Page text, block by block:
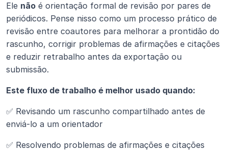
Ele não é orientação formal de revisão por pares de
periódicos. Pense nisso como um processo prático de
revisão entre coautores para melhorar a prontidão do
rascunho, corrigir problemas de afirmações e citações
e reduzir retrabalho antes da exportação ou
submissão.
Este fluxo de trabalho é melhor usado quando:
✅ Revisando um rascunho compartilhado antes de
enviá-lo a um orientador
✅ Resolvendo problemas de afirmações e citações